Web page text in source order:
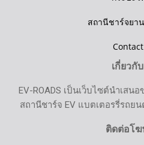
สถานีชาร์จยา
เกี่ยวกับ
EV-ROADS เป็นเว็บไซต์นำเส
สถานีชาร์จ EV แบตเตอรรี่รถย
ติดต่อโ